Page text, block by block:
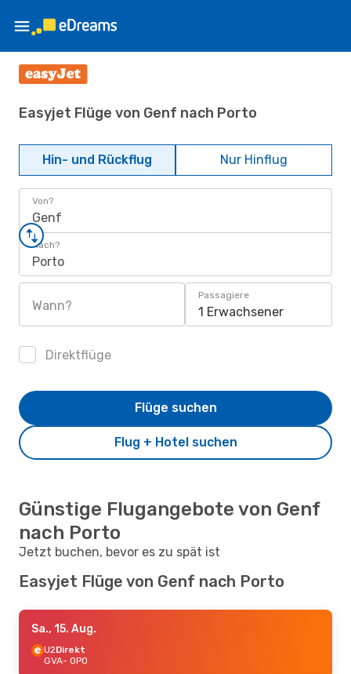
Easyjet Flüge von Genf nach Porto
Hin- und Rückflug Nur Hinflug
Von?
Genf
Nach?
Porto
Wann?
Passagiere
1 Erwachsener
Direktflüge
Flug + Hotel suchen
Flüge suchen
Günstige Flugangebote von Genf
nach Porto
Jetzt buchen, bevor es zu spät ist
Easyjet Flüge von Genf nach Porto
Sa., 15. Aug.
U2Direkt
GVA- OPO